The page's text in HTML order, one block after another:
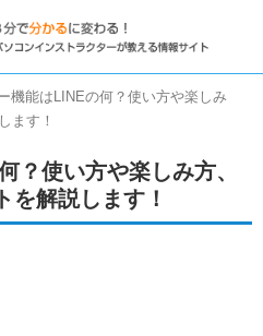
機能はLINEの何？使い方や楽しみ
ます！
？使い方や楽しみ方、
を解説します！